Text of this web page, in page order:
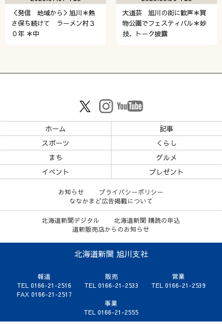
＜発信 地域から＞旭川＊熱
さ保ち続けて ラーメン村３
０年 ＊中
大道芸 旭川の街に歓声＊買
物公園でフェスティバル＊妙
技、トーク披露
ホーム
記事
スポーツ
くらし
まち
グルメ
イベント
プレゼント
お知らせ
プライバシーポリシー
ななかまど広告掲載について
北海道新聞デジタル
北海道新聞 購読の申込
道新販売店からのお知らせ
北海道新聞 旭川支社
報道
TEL 0166-21-2516
FAX 0166-21-2517
販売
TEL 0166-21-2533
営業
TEL 0166-21-2539
事業
TEL 0166-21-2555